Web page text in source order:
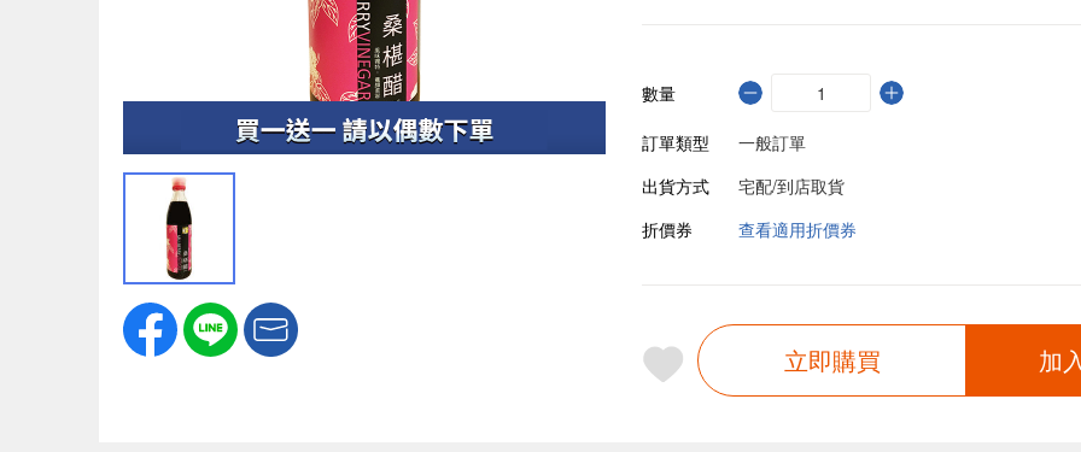
數量
訂單類型
一般訂單
出貨方式
宅配/到店取貨
折價券
查看適用折價券
立即購買 加